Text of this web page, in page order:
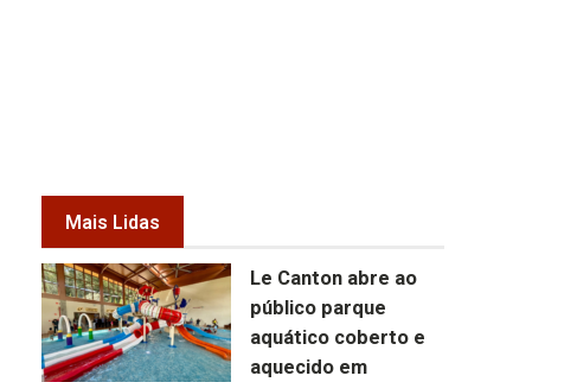
Mais Lidas
Le Canton abre ao
público parque
aquático coberto e
aquecido em